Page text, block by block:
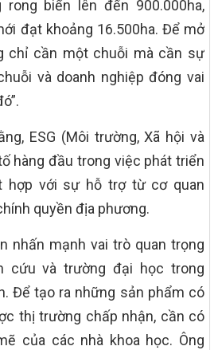
biển lên đến 900.000ha,
đạt khoảng 16.500ha. Để mở
chỉ cần một chuỗi mà cần sự
và doanh nghiệp đóng vai
ESG (Môi trường, Xã hội và
hàng đầu trong việc phát triển
hợp với sự hỗ trợ từ cơ quan
quyền địa phương.
nhấn mạnh vai trò quan trọng
cứu và trường đại học trong
Để tạo ra những sản phẩm có
thị trường chấp nhận, cần có
của các nhà khoa học. Ông